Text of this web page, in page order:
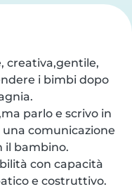
creativa,gentile,
i bimbi dopo
parlo e scrivo in
comunicazione
il bambino.
con capacità
e costruttivo.